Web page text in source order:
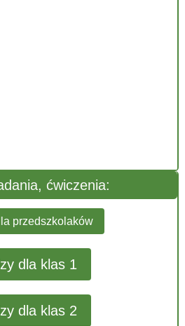
ćwiczenia:
przedszkolaków
dla klas 1
dla klas 2